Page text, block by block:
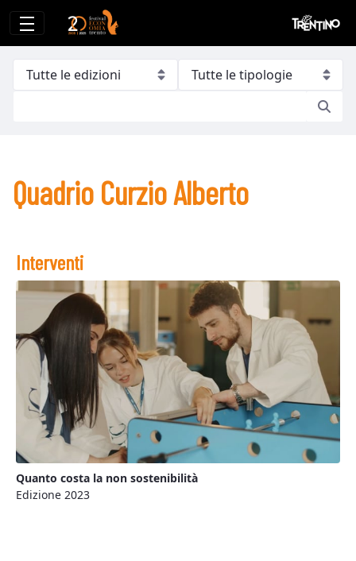
Quadrio Curzio Alberto
Quadrio Curzio Alberto
Interventi
Quanto costa la non sostenibilità
Edizione 2023